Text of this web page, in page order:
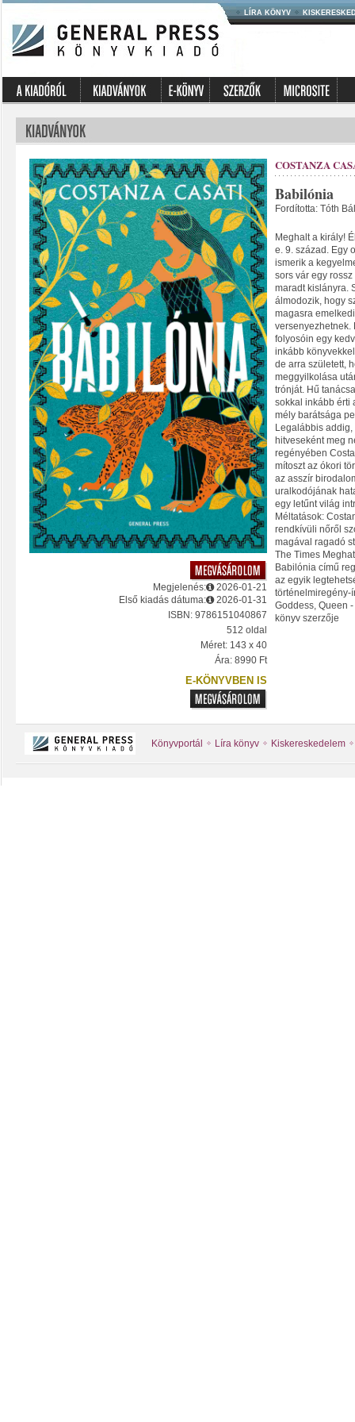
LÍRA KÖNYV
Megjelenés:
2026-01-21
Első kiadás dátuma:
2026-01-31
ISBN: 9786151040867
512 oldal
Méret: 143 x 40
Ára: 8990 Ft
E-KÖNYVBEN IS
COSTANZA
Babilónia
Fordította: Tóth
Meghalt a király!
e. 9. század. Egy
ismerik a
sors vár egy
maradt kislányra.
álmodozik, hogy
magasra
versenyezhetnek.
folyosóin egy
inkább
de arra született,
meggyilkolása
trónját. Hű
sokkal inkább érti
mély barátsága
Legalábbis
hitveseként meg
regényében
mítoszt az ókori
az asszír
uralkodójának
egy letűnt világ
Méltatások:
rendkívüli nőről
magával ragadó
The Times
Babilónia című
az egyik
történelmiregény-
Goddess, Queen
könyv szerzője
Könyvportál Líra könyv Kiskereskedelem